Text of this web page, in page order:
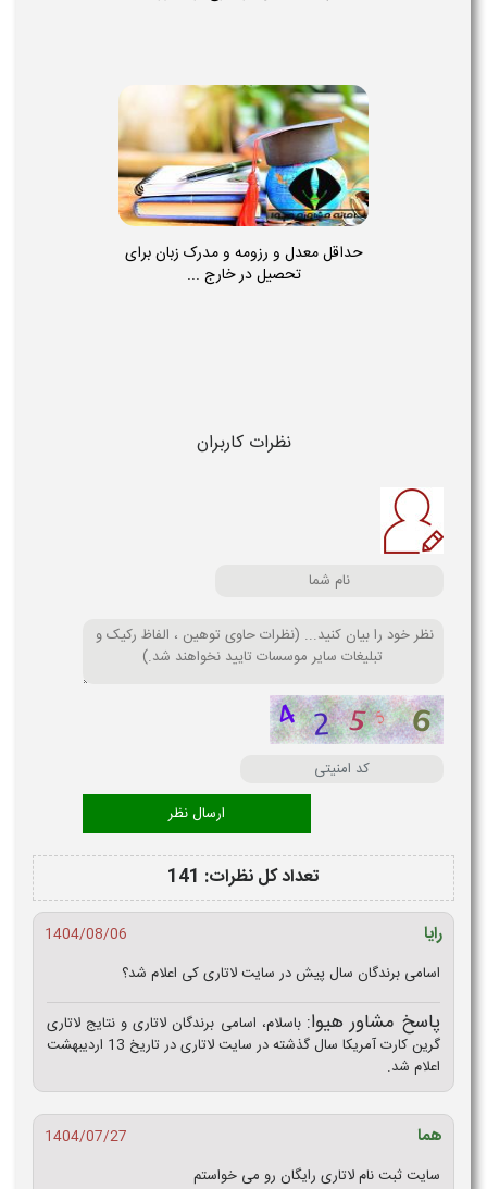
حداقل معدل و رزومه و مدرک زبان برای
تحصیل در خارج ...
نظرات کاربران
تعداد کل نظرات: 141
رایا
1404/08/06
اسامی برندگان سال پیش در سایت لاتاری کی اعلام شد؟
پاسخ مشاور هیوا: باسلام، اسامی برندگان لاتاری و نتایج لاتاری
گرین کارت آمریکا سال گذشته در سایت لاتاری در تاریخ 13 اردیبهشت
اعلام شد.
هما
1404/07/27
سایت ثبت نام لاتاری رایگان رو می خواستم